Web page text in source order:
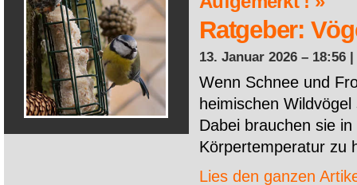
Ratgeber:
13. Januar 2026 – 18:56 |
Wenn Schnee und
heimischen
Dabei brauchen sie
Körpertemperatur zu
Lies den ganzen